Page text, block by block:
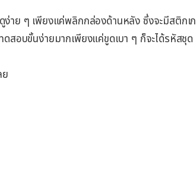
าย ๆ เพียงแค่พลิกกล่องด้านหลัง ซึ่งจะมีสติกเก
อบขั้นง่ายมากเพียงแค่ขูดเบา ๆ ก็จะได้รหัสชุด
ย